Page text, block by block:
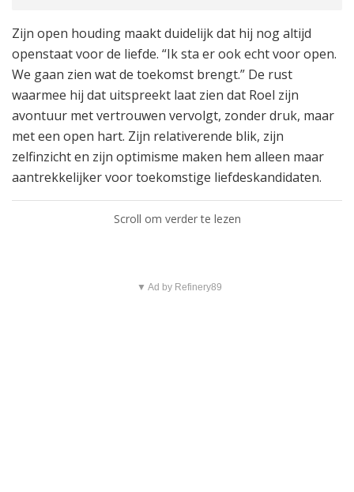
Zijn open houding maakt duidelijk dat hij nog altijd
openstaat voor de liefde. “Ik sta er ook echt voor open.
We gaan zien wat de toekomst brengt.” De rust
waarmee hij dat uitspreekt laat zien dat Roel zijn
avontuur met vertrouwen vervolgt, zonder druk, maar
met een open hart. Zijn relativerende blik, zijn
zelfinzicht en zijn optimisme maken hem alleen maar
aantrekkelijker voor toekomstige liefdeskandidaten.
Scroll om verder te lezen
▼ Ad by Refinery89